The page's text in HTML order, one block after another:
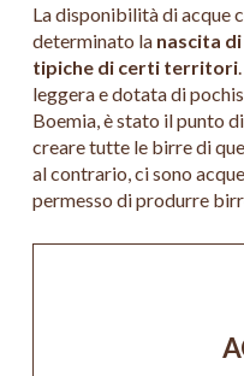
La disponibilità di acque
determinato la nascita
tipiche di certi territori
leggera e dotata di
Boemia, è stato il punto
creare tutte le birre di
al contrario, ci sono
permesso di produrre